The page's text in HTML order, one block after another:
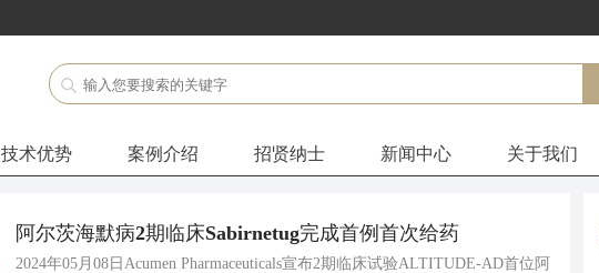
技术优势 案例介绍 招贤纳士 新闻中心 关于我们
阿尔茨海默病2期临床Sabirnetug完成首例首次给药
2024年05月08日Acumen Pharmaceuticals宣布2期临床试验ALTITUDE-AD首位阿